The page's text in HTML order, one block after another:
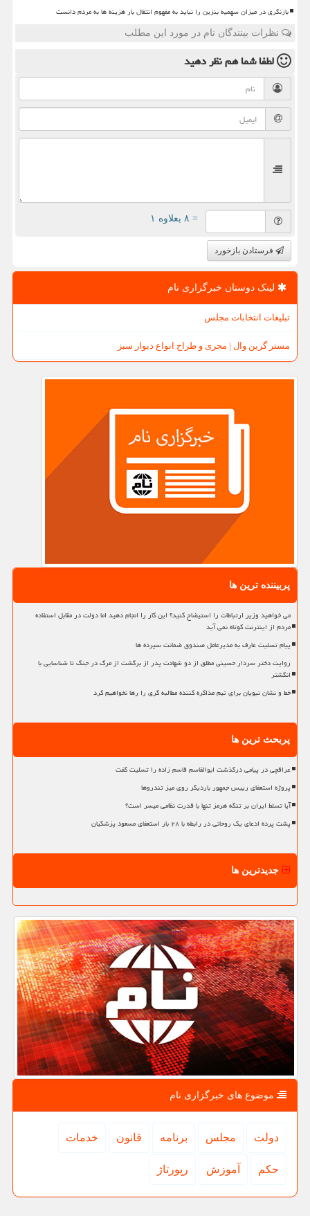
بازنگری در میزان سهمیه بنزین را نباید به مفهوم انتقال بار هزینه ها به مردم دانست
نظرات بینندگان نام در مورد این مطلب
لطفا شما همنظر دهید
= ۸ بعلاوه ۱
فرستادن بازخورد
لینک دوستان خبرگزاری نام
تبلیغات انتخابات مجلس
مستر گرین وال | مجری و طراح انواع دیوار سبز
پربیننده ترین ها
می خواهید وزیر ارتباطات را استیضاح کنید؟ این کار را انجام دهید اما دولت در مقابل استفاده
مردم از اینترنت کوتاه نمی آید
پیام تسلیت عارف به مدیرعامل صندوق ضمانت سپرده ها
روایت دختر سردار حسینی مطلق از دو شهادت پدر از برگشت از مرگ در جنگ تا شناسایی با
انگشتر
خط و نشان نبویان برای تیم مذاکره کننده مطالبه گری را رها نخواهیم کرد
پربحث ترین ها
عراقچی در پیامی درگذشت ابوالقاسم قاسم زاده را تسلیت گفت
پروژه استعفای رییس جمهور باردیگر روی میز تندروها
آیا تسلط ایران بر تنگه هرمز تنها با قدرت نظامی میسر است؟
پشت پرده ادعای یک روحانی در رابطه با ۲۸ بار استعفای مسعود پزشکیان
جدیدترین ها
موضوع های خبرگزاری نام
دولت مجلس برنامه قانون خدمات
حكم آموزش رپورتاژ